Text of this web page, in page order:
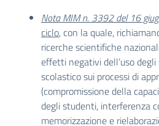
Nota MIM n. 3392 del 16
ciclo, con la quale,
ricerche scientifiche
effetti negativi dell’uso
scolastico sui processi di
(compromissione della
degli studenti, interferenza
memorizzazione e